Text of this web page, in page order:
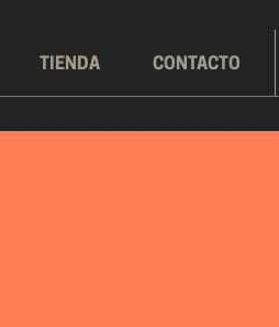
TIENDA CONTACTO